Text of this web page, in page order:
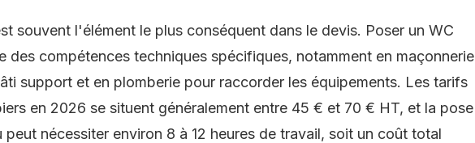
souvent l'élément le plus conséquent dans le devis. Poser un WC
des compétences techniques spécifiques, notamment en maçonnerie
support et en plomberie pour raccorder les équipements. Les tarifs
en 2026 se situent généralement entre 45 € et 70 € HT, et la pose
nécessiter environ 8 à 12 heures de travail, soit un coût total